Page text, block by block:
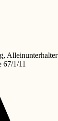
Alleinunterhalter
67/1/11